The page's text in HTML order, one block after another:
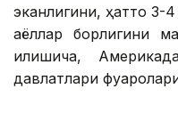
эканлигини, ҳатто 3-
аёллар борлигини
қилишича,
давлатлари